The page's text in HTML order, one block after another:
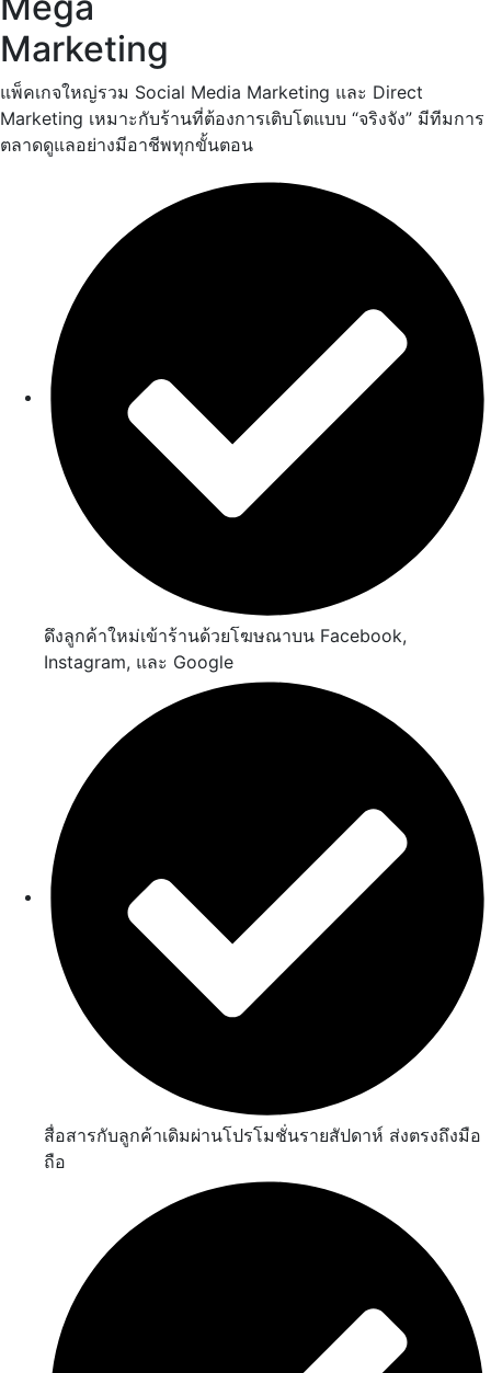
Marketing
แพ็คเกจใหญ่รวม Social Media Marketing และ Direct
Marketing เหมาะกับร้านที่ต้องการเติบโตแบบ “จริงจัง” มีทีมการ
ตลาดดูแลอย่างมีอาชีพทุกขั้นตอน
ดึงลูกค้าใหม่เข้าร้านด้วยโฆษณาบน Facebook,
Instagram, และ Google
สื่อสารกับลูกค้าเดิมผ่านโปรโมชั่นรายสัปดาห์ ส่งตรงถึงมือ
ถือ